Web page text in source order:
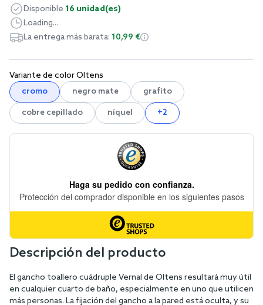
Variante de color Oltens
cromo
negro mate grafito
cobre cepillado níquel +2
Disponible 16 unidad(es)
Loading...
La entrega más barata: 10,99 €
Descripción del producto
El gancho toallero cuádruple Vernal de Oltens resultará muy útil
en cualquier cuarto de baño, especialmente en uno que utilicen
más personas. La fijación del gancho a la pared está oculta, y su